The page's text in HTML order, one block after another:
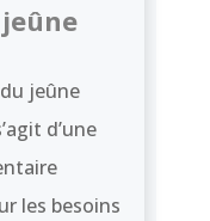
jeûne
du jeûne
d’une
les besoins